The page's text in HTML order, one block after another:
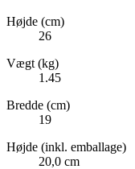
Højde (cm)
26
Vægt (kg)
1.45
Bredde (cm)
19
Højde (inkl. emballage)
20,0 cm